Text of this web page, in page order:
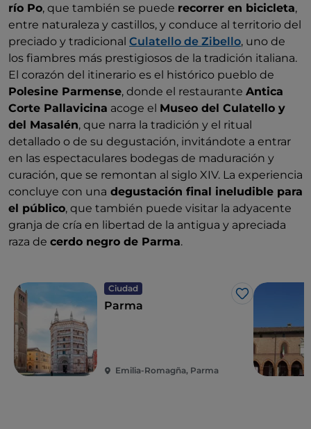
río Po, que también se puede recorrer en bicicleta,
entre naturaleza y castillos, y conduce al territorio del
preciado y tradicional Culatello de Zibello, uno de
los fiambres más prestigiosos de la tradición italiana.
El corazón del itinerario es el histórico pueblo de
Polesine Parmense, donde el restaurante Antica
Corte Pallavicina acoge el Museo del Culatello y
del Masalén, que narra la tradición y el ritual
detallado o de su degustación, invitándote a entrar
en las espectaculares bodegas de maduración y
curación, que se remontan al siglo XIV. La experiencia
concluye con una degustación final ineludible para
el público, que también puede visitar la adyacente
granja de cría en libertad de la antigua y apreciada
raza de cerdo negro de Parma.
Ciudad
Me gusta
Parma
Emilia-Romagña, Parma